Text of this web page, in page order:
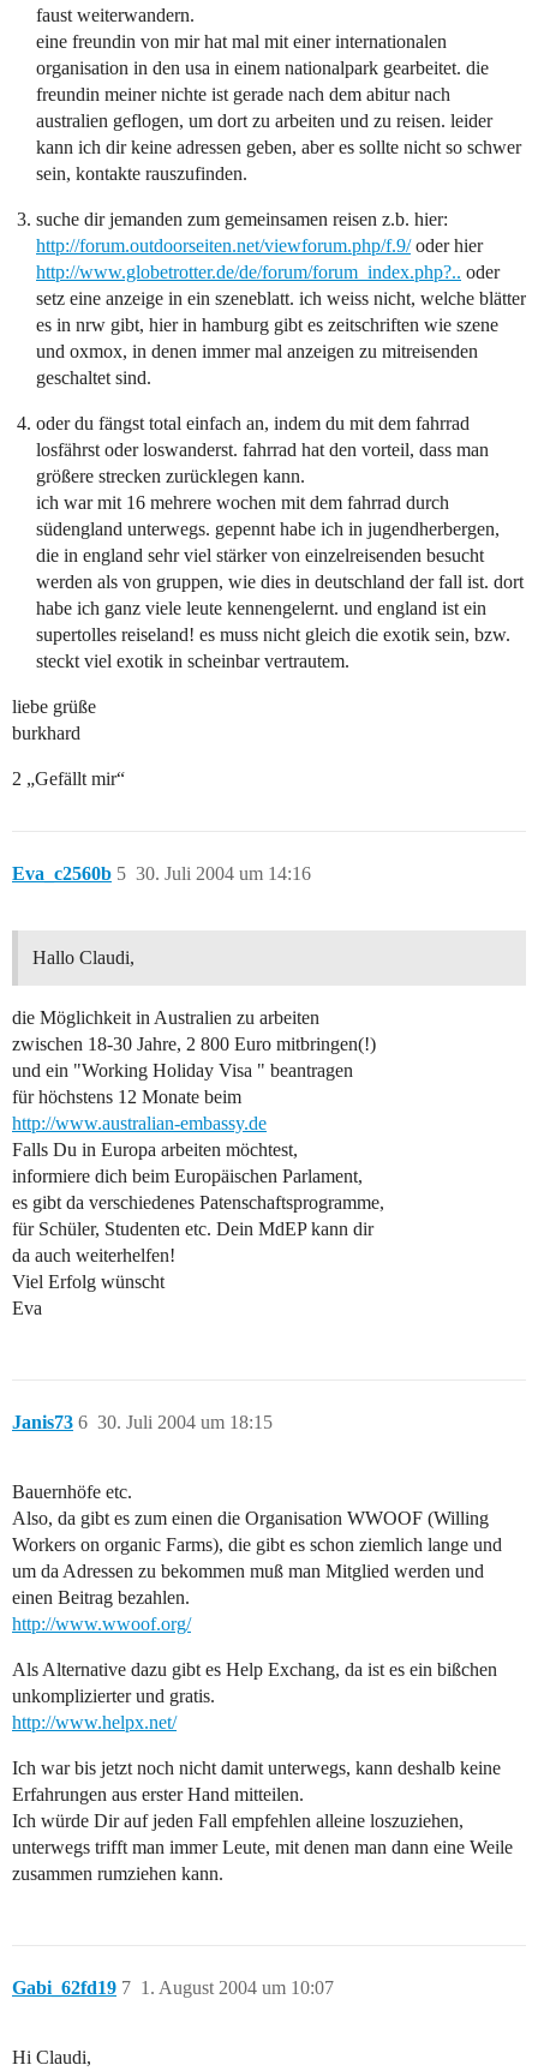
faust weiterwandern.
eine freundin von mir hat mal mit einer internationalen
organisation in den usa in einem nationalpark gearbeitet. die
freundin meiner nichte ist gerade nach dem abitur nach
australien geflogen, um dort zu arbeiten und zu reisen. leider
kann ich dir keine adressen geben, aber es sollte nicht so schwer
sein, kontakte rauszufinden.
suche dir jemanden zum gemeinsamen reisen z.b. hier:
http://forum.outdoorseiten.net/viewforum.php/f.9/oder hier
http://www.globetrotter.de/de/forum/forum_index.php?.. oder
setz eine anzeige in ein szeneblatt. ich weiss nicht, welche blätter
es in nrw gibt, hier in hamburg gibt es zeitschriften wie szene
und oxmox, in denen immer mal anzeigen zu mitreisenden
geschaltet sind.
oder du fängst total einfach an, indem du mit dem fahrrad
losfährst oder loswanderst. fahrrad hat den vorteil, dass man
größere strecken zurücklegen kann.
ich war mit 16 mehrere wochen mit dem fahrrad durch
südengland unterwegs. gepennt habe ich in jugendherbergen,
die in england sehr viel stärker von einzelreisenden besucht
werden als von gruppen, wie dies in deutschland der fall ist. dort
habe ich ganz viele leute kennengelernt. und england ist ein
supertolles reiseland! es muss nicht gleich die exotik sein, bzw.
steckt viel exotik in scheinbar vertrautem.
liebe grüße
burkhard
2 „Gefällt mir“
Eva_c2560b 30. Juli 2004 um 14:16
5
Hallo Claudi,
die Möglichkeit in Australien zu arbeiten
zwischen 18-30 Jahre, 2 800 Euro mitbringen(!)
und ein "Working Holiday Visa " beantragen
für höchstens 12 Monate beim
http://www.australian-embassy.de
Falls Du in Europa arbeiten möchtest,
informiere dich beim Europäischen Parlament,
es gibt da verschiedenes Patenschaftsprogramme,
für Schüler, Studenten etc. Dein MdEP kann dir
da auch weiterhelfen!
Viel Erfolg wünscht
Eva
Janis73 30. Juli 2004 um 18:15
6
Bauernhöfe etc.
Also, da gibt es zum einen die Organisation WWOOF (Willing
Workers on organic Farms), die gibt es schon ziemlich lange und
um da Adressen zu bekommen muß man Mitglied werden und
einen Beitrag bezahlen.
http://www.wwoof.org/
Als Alternative dazu gibt es Help Exchang, da ist es ein bißchen
unkomplizierter und gratis.
http://www.helpx.net/
Ich war bis jetzt noch nicht damit unterwegs, kann deshalb keine
Erfahrungen aus erster Hand mitteilen.
Ich würde Dir auf jeden Fall empfehlen alleine loszuziehen,
unterwegs trifft man immer Leute, mit denen man dann eine Weile
zusammen rumziehen kann.
Gabi_62fd19 1. August 2004 um 10:07
7
Hi Claudi,